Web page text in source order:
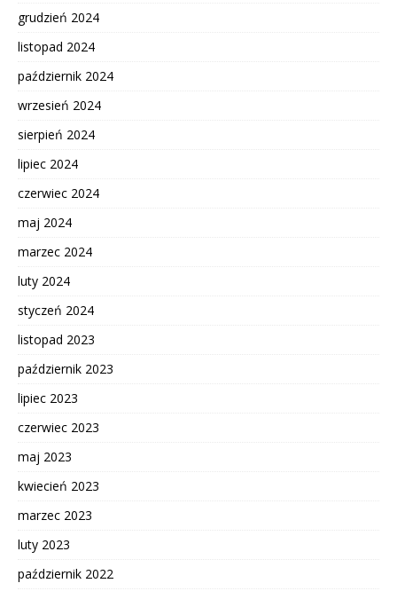
grudzień 2024
listopad 2024
październik 2024
wrzesień 2024
sierpień 2024
lipiec 2024
czerwiec 2024
maj 2024
marzec 2024
luty 2024
styczeń 2024
listopad 2023
październik 2023
lipiec 2023
czerwiec 2023
maj 2023
kwiecień 2023
marzec 2023
luty 2023
październik 2022